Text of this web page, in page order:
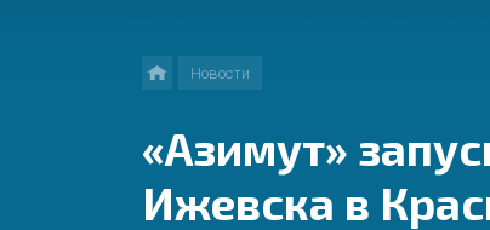
Новости
«Азимут»
Ижевска в